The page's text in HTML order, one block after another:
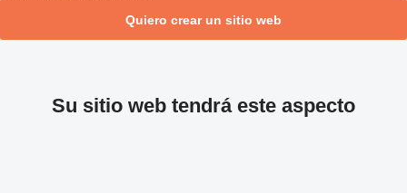
Quiero crear un sitio web
Su sitio web tendrá este aspecto